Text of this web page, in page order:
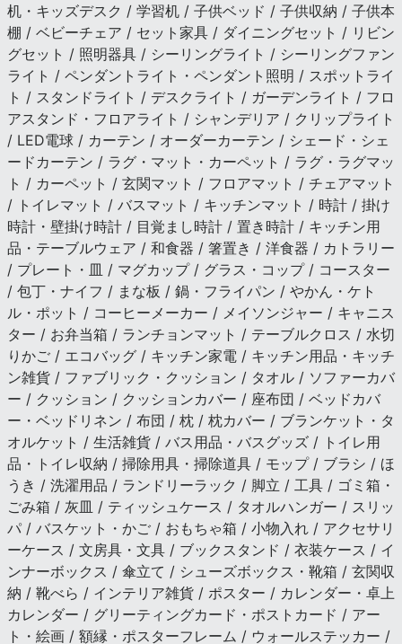
机・キッズデスク / 学習机 / 子供ベッド / 子供収納 / 子供本
棚 / ベビーチェア / セット家具 / ダイニングセット / リビン
グセット / 照明器具 / シーリングライト / シーリングファン
ライト / ペンダントライト・ペンダント照明 / スポットライ
ト / スタンドライト / デスクライト / ガーデンライト / フロ
アスタンド・フロアライト / シャンデリア / クリップライト
/ LED電球 / カーテン / オーダーカーテン / シェード・シェ
ードカーテン / ラグ・マット・カーペット / ラグ・ラグマッ
ト / カーペット / 玄関マット / フロアマット / チェアマット
/ トイレマット / バスマット / キッチンマット / 時計 / 掛け
時計・壁掛け時計 / 目覚まし時計 / 置き時計 / キッチン用
品・テーブルウェア / 和食器 / 箸置き / 洋食器 / カトラリー
/ プレート・皿 / マグカップ / グラス・コップ / コースター
/ 包丁・ナイフ / まな板 / 鍋・フライパン / やかん・ケト
ル・ポット / コーヒーメーカー / メイソンジャー / キャニス
ター / お弁当箱 / ランチョンマット / テーブルクロス / 水切
りかご / エコバッグ / キッチン家電 / キッチン用品・キッチ
ン雑貨 / ファブリック・クッション / タオル / ソファーカバ
ー / クッション / クッションカバー / 座布団 / ベッドカバ
ー・ベッドリネン / 布団 / 枕 / 枕カバー / ブランケット・タ
オルケット / 生活雑貨 / バス用品・バスグッズ / トイレ用
品・トイレ収納 / 掃除用具・掃除道具 / モップ / ブラシ / ほ
うき / 洗濯用品 / ランドリーラック / 脚立 / 工具 / ゴミ箱・
ごみ箱 / 灰皿 / ティッシュケース / タオルハンガー / スリッ
パ / バスケット・かご / おもちゃ箱 / 小物入れ / アクセサリ
ーケース / 文房具・文具 / ブックスタンド / 衣装ケース / イ
ンナーボックス / 傘立て / シューズボックス・靴箱 / 玄関収
納 / 靴べら / インテリア雑貨 / ポスター / カレンダー・卓上
カレンダー / グリーティングカード・ポストカード / アー
ト・絵画 / 額縁・ポスターフレーム / ウォールステッカー /